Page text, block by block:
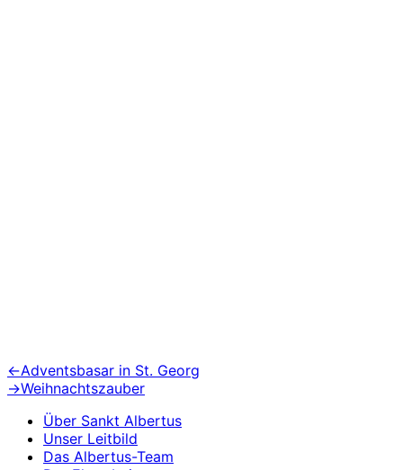
Beitragsnavigation
←Vorheriger
Beitrag:
Adventsbasar in St. Georg
→Nächster
Weihnachtszauber
Über Sankt Albertus
Unser Leitbild
Das Albertus-Team